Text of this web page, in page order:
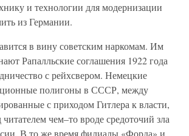
и технологии для модернизации
из Германии.
в вину советским наркомам. Им
Рапалльские соглашения 1922 года
с рейхсвером. Немецкие
полигоны в СССР, между
с приходом Гитлера к власти,
чем–то вроде средоточий зла
В то же время филиалы «Форда» и